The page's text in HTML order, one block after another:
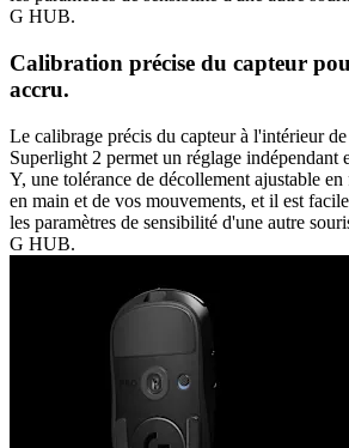
G HUB.
Calibration précise du capteur
accru.
Le calibrage précis du capteur à l'intérieur
Superlight 2 permet un réglage indépendant
Y, une tolérance de décollement ajustable
en main et de vos mouvements, et il est
les paramètres de sensibilité d'une autre
G HUB.